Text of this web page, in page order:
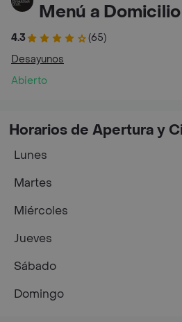
Menú a Domicilio
4.3
(65)
Desayunos
Abierto
Horarios de Apertura y
Lunes
Martes
Miércoles
Jueves
Sábado
Domingo